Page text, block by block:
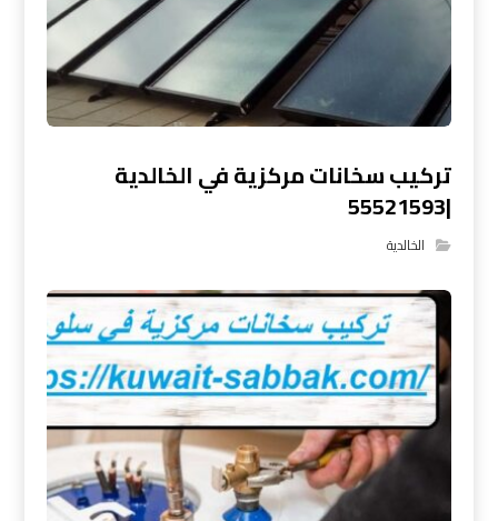
تركيب سخانات مركزية في الخالدية
|55521593
الخالدية